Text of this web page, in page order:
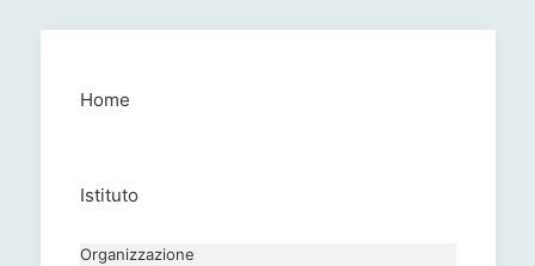
Home
Istituto
Organizzazione